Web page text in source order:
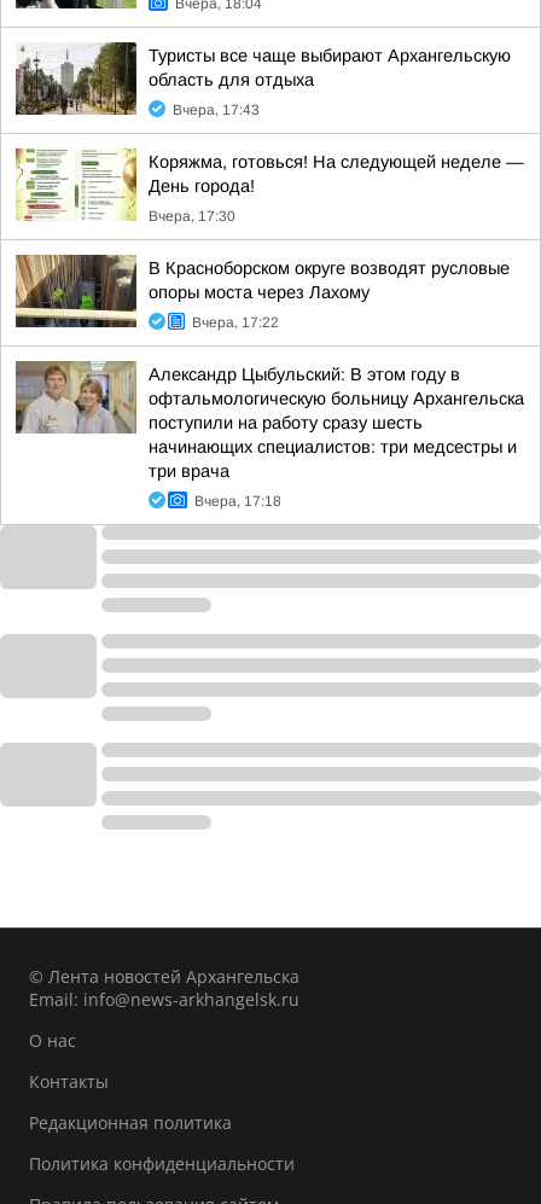
Вчера, 18:04
Туристы все чаще выбирают Архангельскую
область для отдыха
Вчера, 17:43
Коряжма, готовься! На следующей неделе —
День города!
Вчера, 17:30
В Красноборском округе возводят русловые
опоры моста через Лахому
Вчера, 17:22
Александр Цыбульский: В этом году в
офтальмологическую больницу Архангельска
поступили на работу сразу шесть
начинающих специалистов: три медсестры и
три врача
Вчера, 17:18
© Лента новостей Архангельска
Email: info@news-arkhangelsk.ru
О нас
Контакты
Редакционная политика
Политика конфиденциальности